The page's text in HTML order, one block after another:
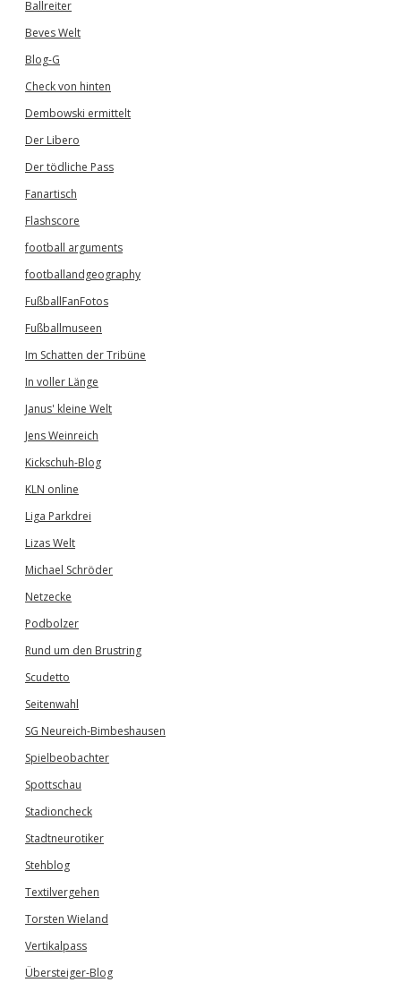
Ballreiter
Beves Welt
Blog-G
Check von hinten
Dembowski ermittelt
Der Libero
Der tödliche Pass
Fanartisch
Flashscore
football arguments
footballandgeography
FußballFanFotos
Fußballmuseen
Im Schatten der Tribüne
In voller Länge
Janus' kleine Welt
Jens Weinreich
Kickschuh-Blog
KLN online
Liga Parkdrei
Lizas Welt
Michael Schröder
Netzecke
Podbolzer
Rund um den Brustring
Scudetto
Seitenwahl
SG Neureich-Bimbeshausen
Spielbeobachter
Spottschau
Stadioncheck
Stadtneurotiker
Stehblog
Textilvergehen
Torsten Wieland
Vertikalpass
Übersteiger-Blog